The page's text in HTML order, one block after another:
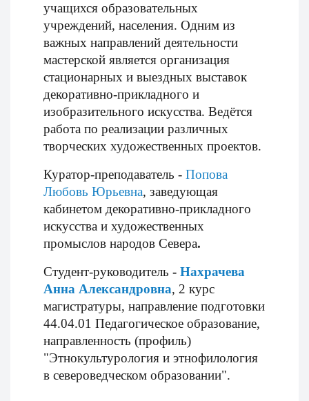
учащихся образовательных
учреждений, населения. Одним из
важных направлений деятельности
мастерской является организация
стационарных и выездных выставок
декоративно-прикладного и
изобразительного искусства. Ведётся
работа по реализации различных
творческих художественных проектов.
Куратор-преподаватель - Попова
Любовь Юрьевна, заведующая
кабинетом декоративно-прикладного
искусства и художественных
промыслов народов Севера.
Студент-руководитель - Нахрачева
Анна Александровна, 2 курс
магистратуры, направление подготовки
44.04.01 Педагогическое образование,
направленность (профиль)
"Этнокультурология и этнофилология
в североведческом образовании".